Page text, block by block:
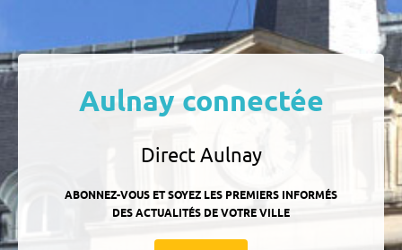
Aulnay connectée
Direct Aulnay
ABONNEZ-VOUS ET SOYEZ LES PREMIERS INFORMÉS
DES ACTUALITÉS DE VOTRE VILLE